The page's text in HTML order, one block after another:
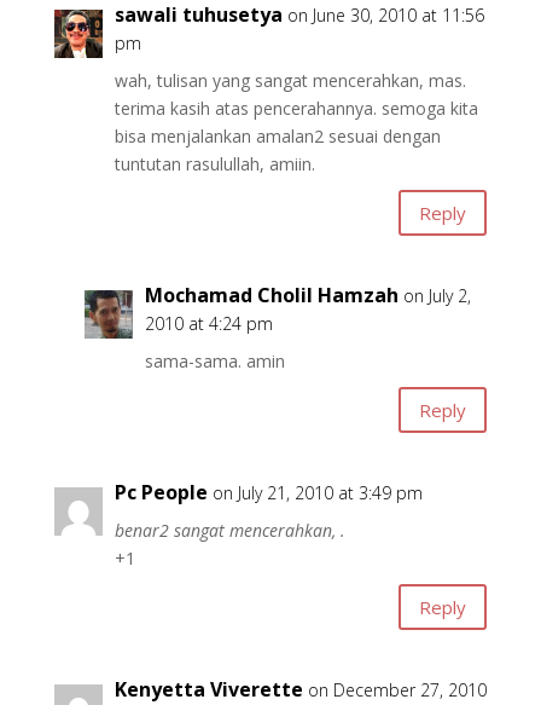
sawali tuhusetya on June 30, 2010 at 11:56
pm
wah, tulisan yang sangat mencerahkan, mas.
terima kasih atas pencerahannya. semoga kita
bisa menjalankan amalan2 sesuai dengan
tuntutan rasulullah, amiin.
Reply
Mochamad Cholil Hamzah on July 2,
2010 at 4:24 pm
sama-sama. amin
Reply
Pc People on July 21, 2010 at 3:49 pm
benar2 sangat mencerahkan, .
+1
Reply
Kenyetta Viverette on December 27, 2010